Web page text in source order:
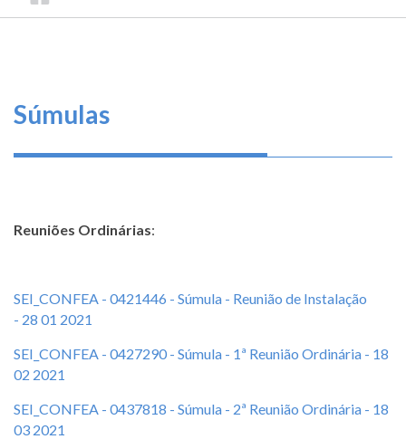
O
Conosco
e
Prestação
Contas
TRILHA
CONSELHO
FEDERAL
Súmulas
Reuniões Ordinárias:
SEI_CONFEA - 0421446 - Súmula - Reunião de Instalação
- 28 01 2021
SEI_CONFEA - 0427290 - Súmula - 1ª Reunião Ordinária - 18
02 2021
SEI_CONFEA - 0437818 - Súmula - 2ª Reunião Ordinária - 18
03 2021